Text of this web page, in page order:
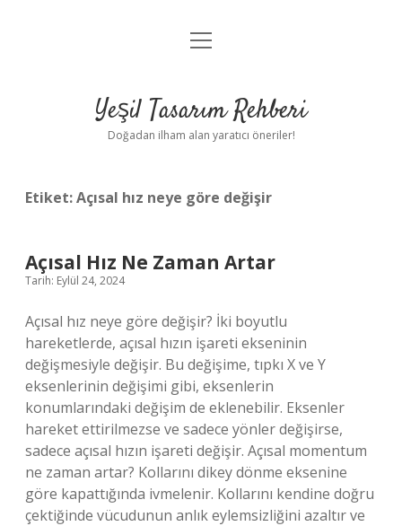
Anasayfa
Yasal Uyarı
menüyü
Yeşil Tasarım Rehberi
Doğadan ilham alan yaratıcı öneriler!
Etiket:Açısal hız neye göre değişir
Açısal Hız Ne Zaman Artar
Tarih: Eylül 24, 2024
Açısal hız neye göre değişir? İki boyutlu
hareketlerde, açısal hızın işareti ekseninin
değişmesiyle değişir. Bu değişime, tıpkı X ve Y
eksenlerinin değişimi gibi, eksenlerin
konumlarındaki değişim de eklenebilir. Eksenler
hareket ettirilmezse ve sadece yönler değişirse,
sadece açısal hızın işareti değişir. Açısal momentum
ne zaman artar? Kollarını dikey dönme eksenine
göre kapattığında ivmelenir. Kollarını kendine doğru
çektiğinde vücudunun anlık eylemsizliğini azaltır ve